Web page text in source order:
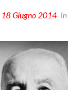
18 Giugno 2014 In